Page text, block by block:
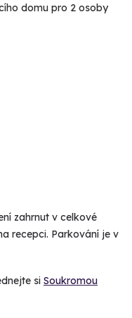
domu pro 2 osoby
zahrnut v celkové
recepci. Parkování je v
si Soukromou